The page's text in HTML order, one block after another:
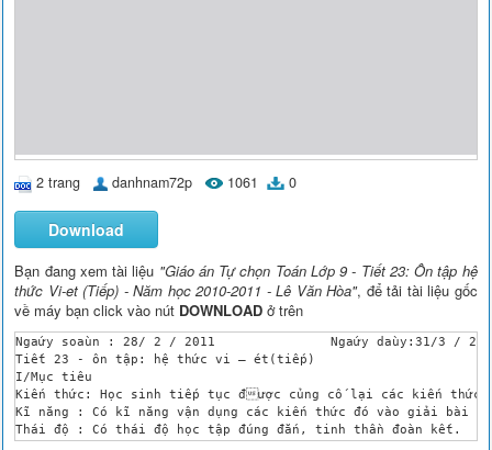
2 trang danhnam72p 1061 0
Download
Bạn đang xem tài liệu "Giáo án Tự chọn Toán Lớp 9 - Tiết 23: Ôn tập hệ
thức Vi-et (Tiếp) - Năm học 2010-2011 - Lê Văn Hòa", để tải tài liệu gốc
về máy bạn click vào nút DOWNLOAD ở trên
Ngaứy soaùn : 28/ 2 / 2011 	 	 Ngaứy daùy:31/3 / 2011
Tiết 23 - ôn tập: hệ thức vi – ét(tiếp)
I/Mục tiêu
Kiến thức: Học sinh tiếp tục được củng cố lại các kiến
Kĩ năng : Có kĩ năng vận dụng các kiến thức đó vào giải bài
Thái độ : Có thái độ học tập đúng đắn, tinh thần đoàn kết.
II/Chuẩn bị của thầy và trò